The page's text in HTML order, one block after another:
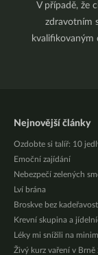
V případě, že
zdravotním
kvalifikovaným
Nejnovější články
Ozdobte si talíř: 10
Emoční zajídání
Nebezpečí zelených
Lví brána
Broskve bez
Krevní skupina a
Léky mi snížili na
Živý kurz vaření v